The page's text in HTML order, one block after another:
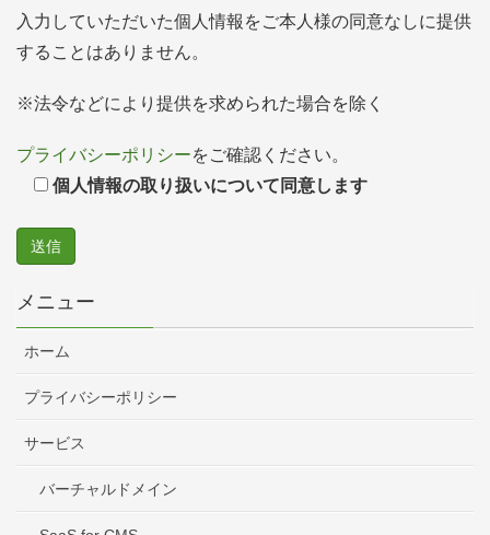
入力していただいた個人情報をご本人様の同意なしに提供
することはありません。
※法令などにより提供を求められた場合を除く
プライバシーポリシーをご確認ください。
個人情報の取り扱いについて同意します
メニュー
ホーム
プライバシーポリシー
サービス
バーチャルドメイン